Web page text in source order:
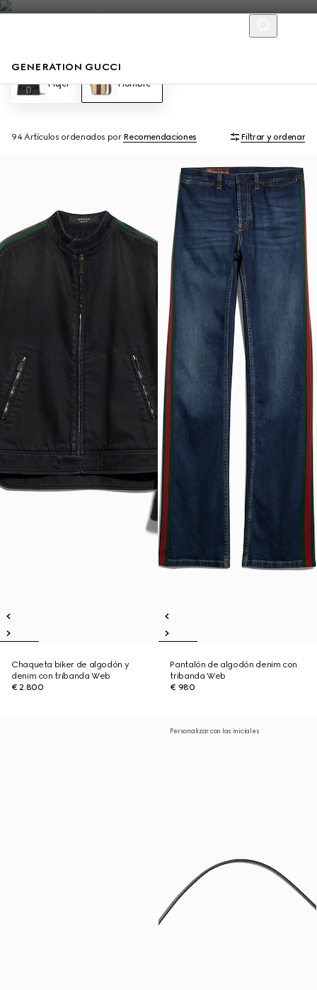
GENERATION GUCCI
Mujer Hombre
94 Artículos ordenados por Recomendaciones Filtrar y ordenar
Chaqueta biker de algodón y
denim con tribanda Web
€ 2.800
Pantalón de algodón denim con
tribanda Web
€ 980
Personalizar con las iniciales